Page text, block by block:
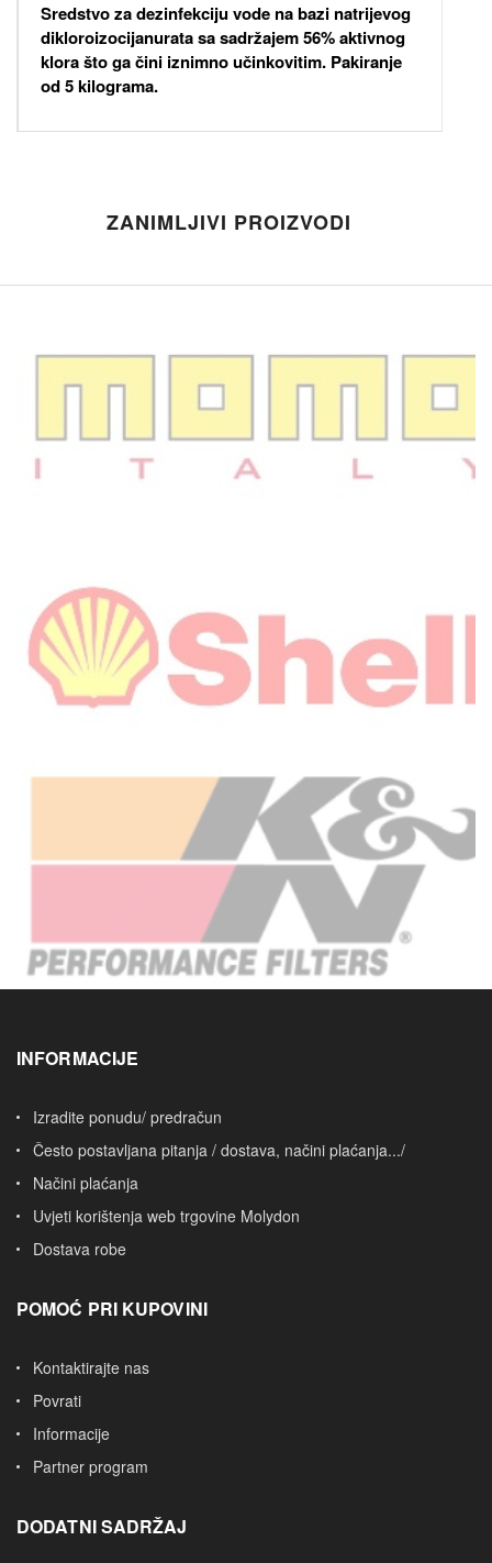
Sredstvo za dezinfekciju vode na bazi natrijevog
dikloroizocijanurata sa sadržajem 56% aktivnog
klora što ga čini iznimno učinkovitim. Pakiranje
od 5 kilograma.
ZANIMLJIVI PROIZVODI
INFORMACIJE
Izradite ponudu/ predračun
Često postavljana pitanja / dostava, načini plaćanja.../
Načini plaćanja
Uvjeti korištenja web trgovine Molydon
Dostava robe
POMOĆ PRI KUPOVINI
Kontaktirajte nas
Povrati
Informacije
Partner program
DODATNI SADRŽAJ